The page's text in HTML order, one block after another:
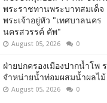
พระราชทานพระบาทสมเด็จ
พระเจ้าอยู่หัว "เทศบาลนคร
นครสวรรค์ คัพ"
August 05, 2026 0
ฝ่ายปกครองเมืองปากน้ำโพ
จำหน่ายน้ำท่อมผสมน้ำผลไม้
August 05, 2026 0